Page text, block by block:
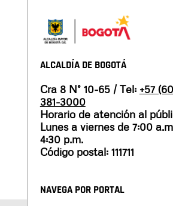
ALCALDÍA DE BOGOTÁ
Cra 8 N° 10-65 / Tel: +57
381-3000
Horario de atención al
Lunes a viernes de 7:00
4:30 p.m.
Código postal: 111711
NAVEGA POR PORTAL